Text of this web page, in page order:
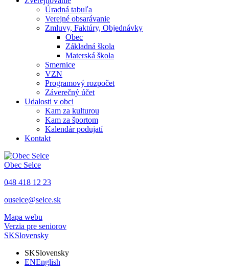
Úradná tabuľa
Verejné obsarávanie
Zmluvy, Faktúry, Objednávky
Obec
Základná škola
Materská škola
Smernice
VZN
Programový rozpočet
Záverečný účet
Udalosti v obci
Kam za kulturou
Kam za športom
Kalendár podujatí
Kontakt
Obec Selce
048 418 12 23
ouselce@selce.sk
Mapa webu
Verzia pre seniorov
SKSlovensky
SKSlovensky
ENEnglish